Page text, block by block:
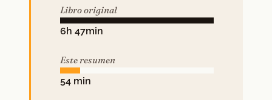
Libro original
6h 47min
Este resumen
54 min